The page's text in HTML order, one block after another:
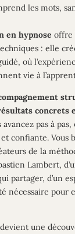
les mots,
en hypnose offre
: elle
où
vie à
concrets
avancez pas à
confiante. Vous
de la
Lambert,
partager, d’un
nécessaire pour
une